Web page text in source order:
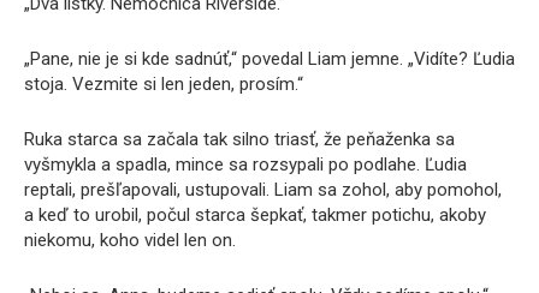
„Pane, nie je si kde sadnúť,“ povedal Liam jemne. „Vidíte? Ľudia
stoja. Vezmite si len jeden, prosím.“
Ruka starca sa začala tak silno triasť, že peňaženka sa
vyšmykla a spadla, mince sa rozsypali po podlahe. Ľudia
reptali, prešľapovali, ustupovali. Liam sa zohol, aby pomohol,
a keď to urobil, počul starca šepkať, takmer potichu, akoby
niekomu, koho videl len on.